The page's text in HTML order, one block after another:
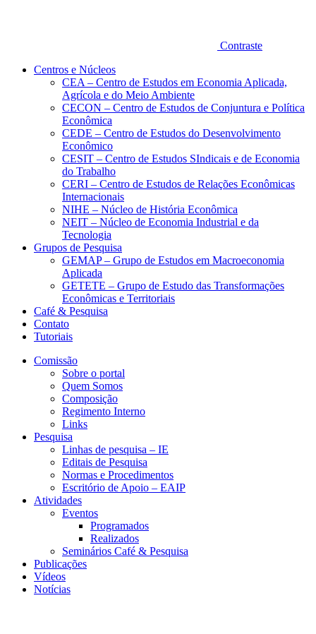
Contraste
Centros e Núcleos
CEA – Centro de Estudos em Economia Aplicada,
Agrícola e do Meio Ambiente
CECON – Centro de Estudos de Conjuntura e Política
Econômica
CEDE – Centro de Estudos do Desenvolvimento
Econômico
CESIT – Centro de Estudos SIndicais e de Economia
do Trabalho
CERI – Centro de Estudos de Relações Econômicas
Internacionais
NIHE – Núcleo de História Econômica
NEIT – Núcleo de Economia Industrial e da
Tecnologia
Grupos de Pesquisa
GEMAP – Grupo de Estudos em Macroeconomia
Aplicada
GETETE – Grupo de Estudo das Transformações
Econômicas e Territoriais
Café & Pesquisa
Contato
Tutoriais
Comissão
Sobre o portal
Quem Somos
Composição
Regimento Interno
Links
Pesquisa
Linhas de pesquisa – IE
Editais de Pesquisa
Normas e Procedimentos
Escritório de Apoio – EAIP
Atividades
Eventos
Programados
Realizados
Seminários Café & Pesquisa
Publicações
Vídeos
Notícias